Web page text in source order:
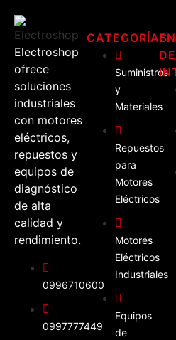
Electroshop
ofrece
soluciones
industriales
con motores
eléctricos,
repuestos y
equipos de
diagnóstico
de alta
calidad y
rendimiento.
0996710600
0997777449
CATEGORÍAS
Suministros
y
Materiales
Repuestos
para
Motores
Eléctricos
Motores
Eléctricos
Industriales
Equipos
de
DE